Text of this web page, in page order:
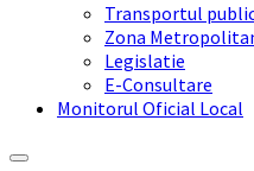
Transportul
Zona
Legislatie
E-Consultare
Monitorul Oficial Local